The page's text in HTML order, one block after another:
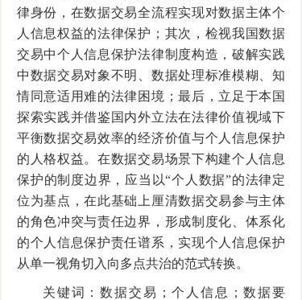
律身份，在数据交易全流程实现对数据主体个
人信息权益的法律保护；其次，检视我国数据
交易中个人信息保护法律制度构造，破解实践
中数据交易对象不明、数据处理标准模糊、知
情同意适用难的法律困境；最后，立足于本国
探索实践并借鉴国内外立法在法律价值视域下
平衡数据交易效率的经济价值与个人信息保护
的人格权益。在数据交易场景下构建个人信息
保护的制度边界，应当以“个人数据”的法律定
位为基点，在此基础上厘清数据交易参与主体
的角色冲突与责任边界，形成制度化、体系化
的个人信息保护责任谱系，实现个人信息保护
从单一视角切入向多点共治的范式转换。
关键词：数据交易；个人信息；数据要